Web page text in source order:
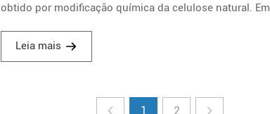
obtido por modificação química da celulose natural. Em
Leia mais
1 2